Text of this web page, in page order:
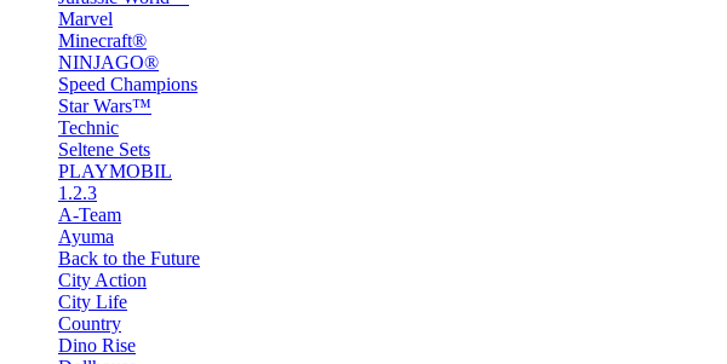
Marvel
Minecraft®
NINJAGO®
Speed Champions
Star Wars™
Technic
Seltene Sets
PLAYMOBIL
1.2.3
A-Team
Ayuma
Back to the Future
City Action
City Life
Country
Dino Rise